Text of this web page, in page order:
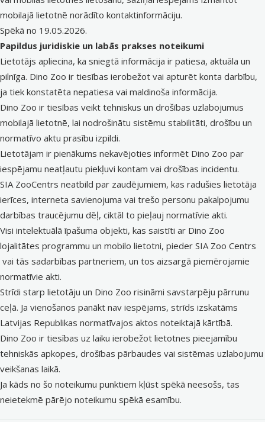
mobilajā lietotnē norādīto kontaktinformāciju.
Spēkā no 19.05.2026.
Papildus juridiskie un labās prakses noteikumi
Lietotājs apliecina, ka sniegtā informācija ir patiesa, aktuāla un
pilnīga. Dino Zoo ir tiesības ierobežot vai apturēt konta darbību,
ja tiek konstatēta nepatiesa vai maldinoša informācija.
Dino Zoo ir tiesības veikt tehniskus un drošības uzlabojumus
mobilajā lietotnē, lai nodrošinātu sistēmu stabilitāti, drošību un
normatīvo aktu prasību izpildi.
Lietotājam ir pienākums nekavējoties informēt Dino Zoo par
iespējamu neatļautu piekļuvi kontam vai drošības incidentu.
SIA ZooCentrs neatbild par zaudējumiem, kas radušies lietotāja
ierīces, interneta savienojuma vai trešo personu pakalpojumu
darbības traucējumu dēļ, ciktāl to pieļauj normatīvie akti.
Visi intelektuālā īpašuma objekti, kas saistīti ar Dino Zoo
lojalitātes programmu un mobilo lietotni, pieder SIA Zoo Centrs
vai tās sadarbības partneriem, un tos aizsargā piemērojamie
normatīvie akti.
Strīdi starp lietotāju un Dino Zoo risināmi savstarpēju pārrunu
ceļā. Ja vienošanos panākt nav iespējams, strīds izskatāms
Latvijas Republikas normatīvajos aktos noteiktajā kārtībā.
Dino Zoo ir tiesības uz laiku ierobežot lietotnes pieejamību
tehniskās apkopes, drošības pārbaudes vai sistēmas uzlabojumu
veikšanas laikā.
Ja kāds no šo noteikumu punktiem kļūst spēkā neesošs, tas
neietekmē pārējo noteikumu spēkā esamību.